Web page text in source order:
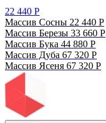
22 440 Р
Массив Сосны 22 440 Р
Массив Березы 33 660 Р
Массив Бука 44 880 Р
Массив Дуба 67 320 Р
Массив Ясеня 67 320 Р